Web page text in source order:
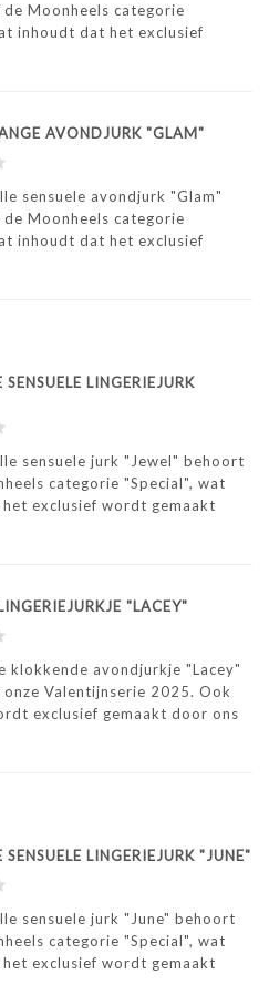
Moonheels categorie
inhoudt dat het exclusief
door ons atelier in Italië.
AVONDJURK "GLAM"
sensuele avondjurk "Glam"
Moonheels categorie
inhoudt dat het exclusief
door ons atelier in Italië.
SENSUELE LINGERIEJURK
sensuele jurk "Jewel" behoort
categorie "Special", wat
exclusief wordt gemaakt
in Italië.
"LACEY"
klokkende avondjurkje "Lacey"
Valentijnserie 2025. Ook
exclusief gemaakt door ons
SENSUELE LINGERIEJURK "JUNE"
sensuele jurk "June" behoort
categorie "Special", wat
exclusief wordt gemaakt
in Italië.